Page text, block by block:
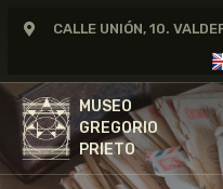
CALLE UNIÓN, 10.
MUSEO
GREGORIO
PRIETO
GREGORIO